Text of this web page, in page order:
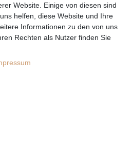
Datenschutzerklärung
Website. Einige von diesen sind
helfen, diese Website und Ihre
Informationen zu den von uns
Rechten als Nutzer finden Sie